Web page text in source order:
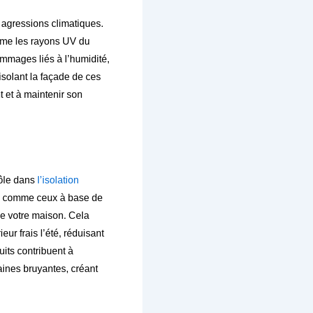
climatiques.
les rayons UV du
liés à l’humidité,
la façade de ces
et à maintenir son
dans l’isolation
ceux à base de
votre maison. Cela
frais l’été, réduisant
contribuent à
bruyantes, créant